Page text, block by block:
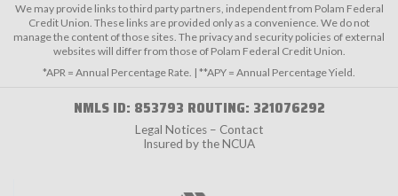
We may provide links to third party partners, independent from Polam Federal
Credit Union. These links are provided only as a convenience. We do not
manage the content of those sites. The privacy and security policies of external
websites will differ from those of Polam Federal Credit Union.
*APR = Annual Percentage Rate. | **APY = Annual Percentage Yield.
NMLS ID: 853793 ROUTING: 321076292
Legal Notices – Contact
Insured by the NCUA